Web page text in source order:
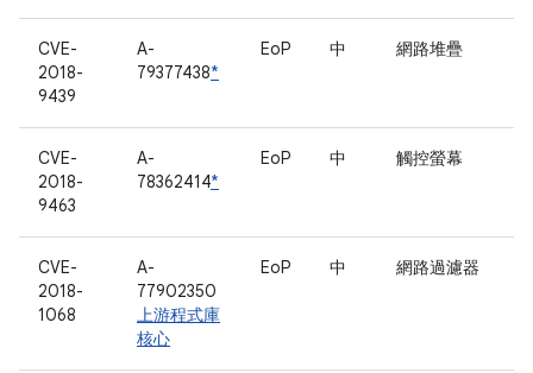
CVE-
2018-
9439
A-
79377438*
EoP 中 網路堆疊
CVE-
2018-
9463
A-
78362414*
EoP 中 觸控螢幕
CVE-
2018-
1068
A-
77902350
上游程式庫
核心
EoP 中 網路過濾器